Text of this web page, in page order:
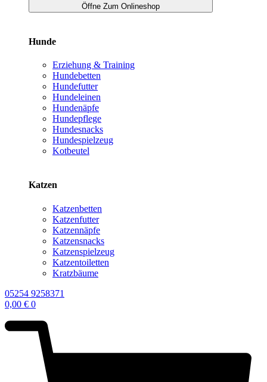
Öffne Zum Onlineshop
Hunde
Erziehung & Training
Hundebetten
Hundefutter
Hundeleinen
Hundenäpfe
Hundepflege
Hundesnacks
Hundespielzeug
Kotbeutel
Katzen
Katzenbetten
Katzenfutter
Katzennäpfe
Katzensnacks
Katzenspielzeug
Katzentoiletten
Kratzbäume
05254 9258371
0,00 € 0